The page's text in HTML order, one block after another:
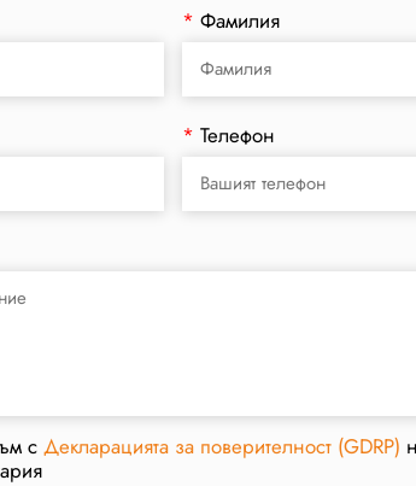
*Фамилия
*Телефон
с Декларацията за поверителност (GDRP)